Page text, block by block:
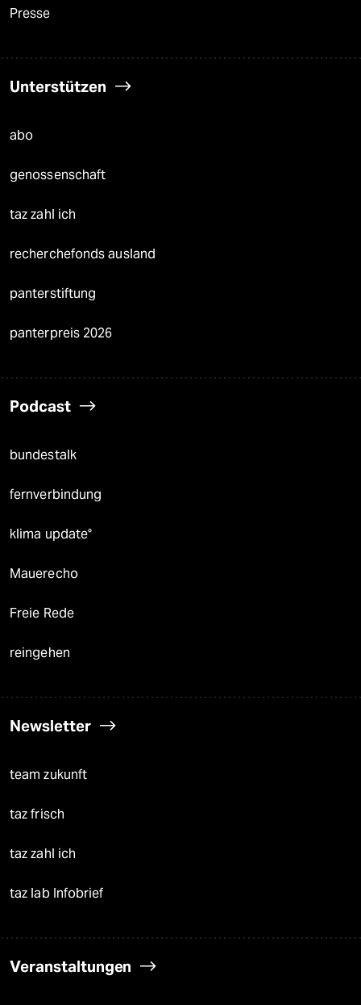
Presse
Unterstützen
abo
genossenschaft
taz zahl ich
recherchefonds ausland
panterstiftung
panterpreis 2026
Podcast
bundestalk
fernverbindung
klima update°
Mauerecho
Freie Rede
reingehen
Newsletter
team zukunft
taz frisch
taz zahl ich
taz lab Infobrief
Veranstaltungen